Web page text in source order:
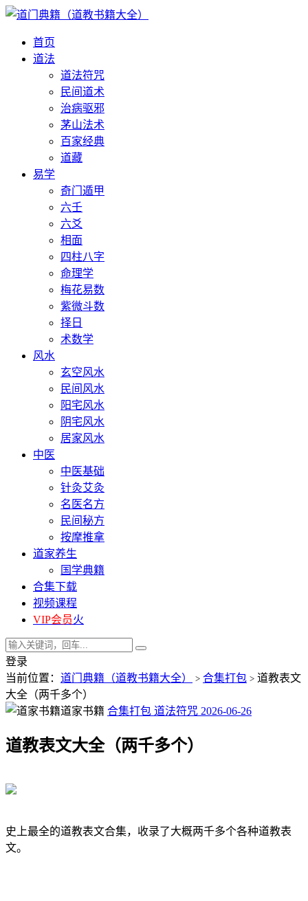
首页
道法
道法符咒
民间道术
治病驱邪
茅山法术
百家经典
道藏
易学
奇门遁甲
六壬
六爻
相面
四柱八字
命理学
梅花易数
紫微斗数
择日
术数学
风水
玄空风水
民间风水
阳宅风水
阴宅风水
居家风水
中医
中医基础
针灸艾灸
名医名方
民间秘方
按摩推拿
道家养生
国学典籍
合集下载
视频课程
VIP会员火
登录
当前位置： 道门典籍（道教书籍大全） > 合集打包 > 道教表文
大全（两千多个）
道家书籍 合集打包 道法符咒 2026-06-26
道教表文大全（两千多个）
史上最全的道教表文合集，收录了大概两千多个各种道教表
文。